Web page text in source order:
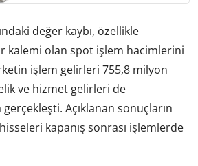
değer kaybı, özellikle
kalemi olan spot işlem hacimlerini
işlem gelirleri 755,8 milyon
ve hizmet gelirleri de
Açıklanan sonuçların
kapanış sonrası işlemlerde